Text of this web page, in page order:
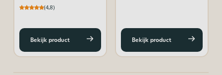
(4,8)
Bekijk product Bekijk product